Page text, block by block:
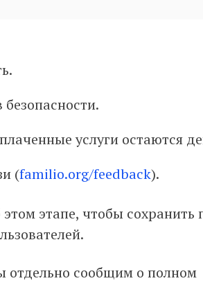
услуги остаются
(familio.org/feedback).
этапе, чтобы сохранить
отдельно сообщим о полном